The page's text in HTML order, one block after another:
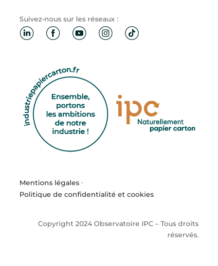
Suivez-nous sur les réseaux :
Mentions légales ·
Politique de confidentialité et cookies
Copyright 2024 Observatoire IPC – Tous droits
réservés.